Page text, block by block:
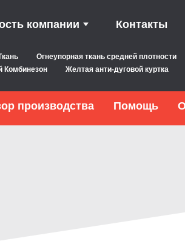
компании Контакты
Огнеупорная ткань средней плотности
Комбинезон Желтая анти-дуговой куртка
производства Помощь